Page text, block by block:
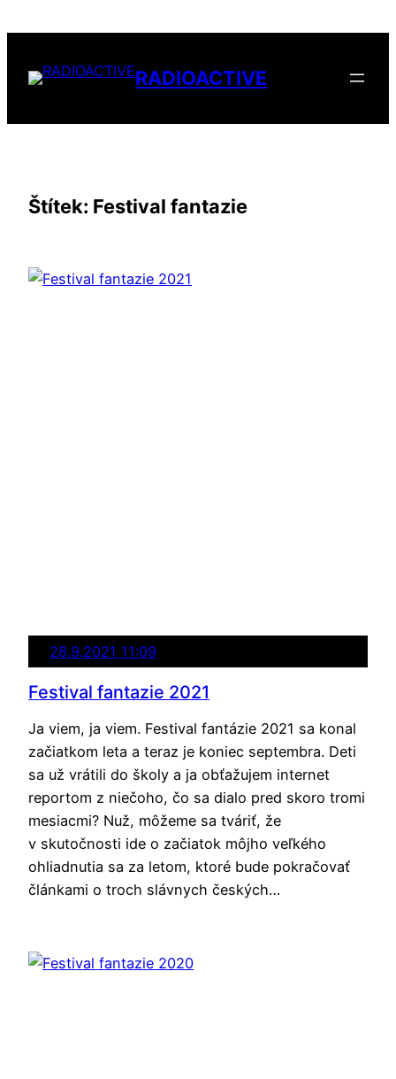
obsah
RADIOACTIVE
Štítek: Festival fantazie
28.9.2021 11:09
Festival fantazie 2021
Ja viem, ja viem. Festival fantázie 2021 sa konal
začiatkom leta a teraz je koniec septembra. Deti
sa už vrátili do školy a ja obťažujem internet
reportom z niečoho, čo sa dialo pred skoro tromi
mesiacmi? Nuž, môžeme sa tváriť, že
v skutočnosti ide o začiatok môjho veľkého
ohliadnutia sa za letom, ktoré bude pokračovať
článkami o troch slávnych českých…